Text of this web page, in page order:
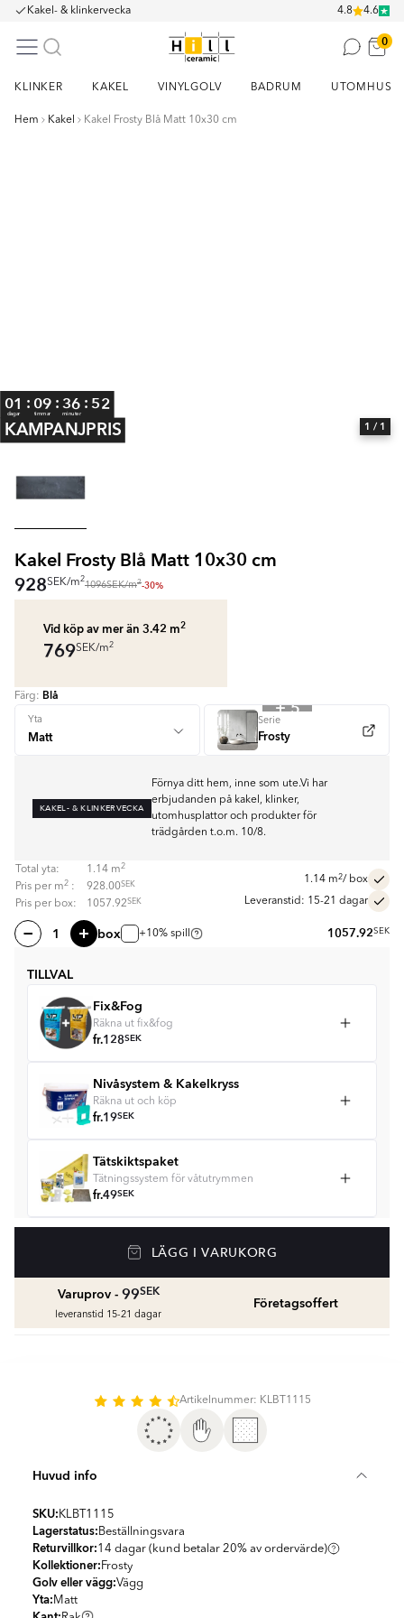
Kakel- & klinkervecka 4.8 4.6
0
KLINKER KAKEL VINYLGOLV BADRUM UTOMHUS
Hem Kakel Kakel Frosty Blå Matt 10x30 cm
01
dagar
: 09
timmar
:36
minuter
: 51
KAMPANJPRIS 1 / 1
Kakel Frosty Blå Matt 10x30 cm
928SEK/m2
1096SEK/m2-30%
Vid köp av mer än 3.42 m2
769SEK/m2
Färg: Blå
+ 5
Yta Serie
Frosty
KAKEL- & KLINKERVECKA
Förnya ditt hem, inne som ute.Vi har
erbjudanden på kakel, klinker,
utomhusplattor och produkter för
trädgården t.o.m. 10/8.
Total yta: 1.14 m 2
Pris per m 2 : 928.00SEK
Pris per box: 1057.92SEK
1.14 m2/ box
Leveranstid: 15-21 dagar
box +10% spill 1057.92SEK
TILLVAL
Fix&Fog
Räkna ut fix&fog
fr.128SEK
Nivåsystem & Kakelkryss
Räkna ut och köp
fr.19SEK
Tätskiktspaket
Tätningssystem för våtutrymmen
fr.49SEK
Se färger och beräkna rätt mängd våtrumssilikon
Rengöring & Underhåll
Kakellist
LÄGG I VARUKORG
Varuprov - 99SEK
leveranstid 15-21 dagar
Företagsoffert
Artikelnummer: KLBT1115
Huvud info
SKU: KLBT1115
Lagerstatus: Beställningsvara
Returvillkor:14 dagar (kund betalar 20% av ordervärde)
Kollektioner: Frosty
Golv eller vägg:Vägg
Yta: Matt